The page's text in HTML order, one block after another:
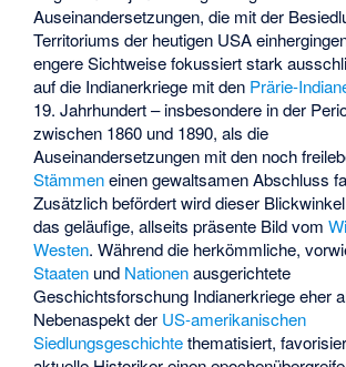
Auseinandersetzungen, die mit der
Territoriums der heutigen USA
engere Sichtweise fokussiert stark
auf die Indianerkriege mit den Prärie-
19. Jahrhundert – insbesondere in der
zwischen 1860 und 1890, als die
Auseinandersetzungen mit den noch
Stämmeneinen gewaltsamen Abschluss
Zusätzlich befördert wird dieser
das geläufige, allseits präsente Bild vom
Westen. Während die herkömmliche,
Staaten und Nationenausgerichtete
Geschichtsforschung Indianerkriege eher
Nebenaspekt der US-amerikanischen
Siedlungsgeschichtethematisiert,